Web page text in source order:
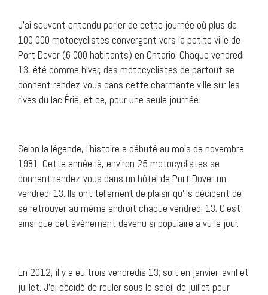
J’ai souvent entendu parler de cette journée où plus de
100 000 motocyclistes convergent vers la petite ville de
Port Dover (6 000 habitants) en Ontario. Chaque vendredi
13, été comme hiver, des motocyclistes de partout se
donnent rendez-vous dans cette charmante ville sur les
rives du lac Érié, et ce, pour une seule journée.
Selon la légende, l’histoire a débuté au mois de novembre
1981. Cette année-là, environ 25 motocyclistes se
donnent rendez-vous dans un hôtel de Port Dover un
vendredi 13. Ils ont tellement de plaisir qu’ils décident de
se retrouver au même endroit chaque vendredi 13. C’est
ainsi que cet événement devenu si populaire a vu le jour.
En 2012, il y a eu trois vendredis 13; soit en janvier, avril et
juillet. J’ai décidé de rouler sous le soleil de juillet pour